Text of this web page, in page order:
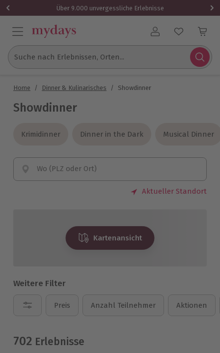
Über 9.000 unvergessliche Erlebnisse
Benutzerkonto
Suche nach Erlebnissen, Orten...
Home / Dinner & Kulinarisches / Showdinner
Showdinner
Krimidinner
Krimidinner Dinner in the Dark
Dinner in the Dark Musical Dinner
Musical Dinner
Wo (PLZ oder Ort)
Aktueller Standort
Kartenansicht
Weitere Filter
Preis Anzahl Teilnehmer Aktionen
702 Erlebnisse